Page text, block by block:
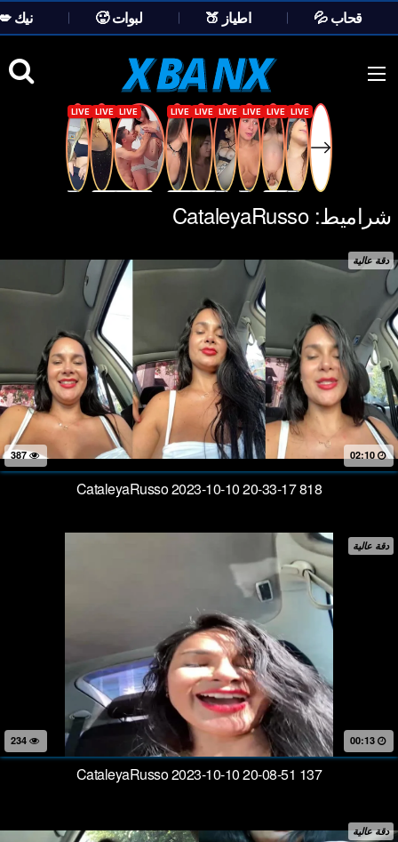
💦 قحاب 🍑 اطياز 🥵 لبوات
💋 نيك
content
شراميط:CataleyaRusso
دقة عالية
387 02:10
CataleyaRusso 2023-10-10 20-33-17 818
دقة عالية
00:13
CataleyaRusso 2023-10-10 20-08-51 137
دقة عالية